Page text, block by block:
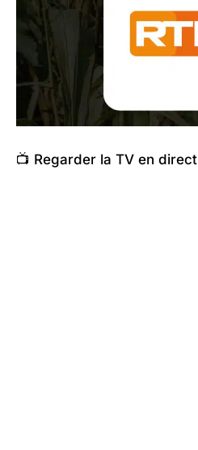
📺 Regarder la TV en direct